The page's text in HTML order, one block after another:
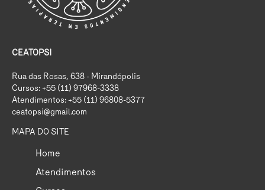
CEATOPSI
Rua das Rosas, 638 - Mirandópolis
Cursos: +55 (11) 97968-3338
Atendimentos: +55 (11) 96808-5377
ceatopsi@gmail.com
MAPA DO SITE
Home
Atendimentos